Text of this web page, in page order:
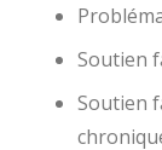
Soutien
Soutien